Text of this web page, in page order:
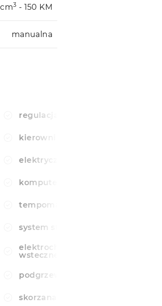
3 - 150 KM
manualna
regulacja wysokosci fotela
kierownica wielofunkcyjna
elektryczne szyby tylne
komputer pokladowy
tempomat
system start-stop
elektrochromatyczne lusterko
wsteczne
podgrzewane lusterka boczne
skorzana kierownica